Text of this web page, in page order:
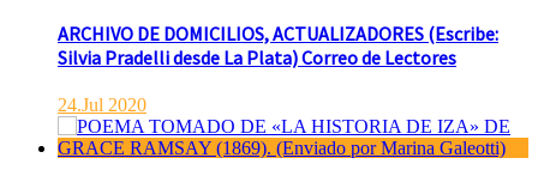
ARCHIVO DE DOMICILIOS, ACTUALIZADORES (Escribe:
Silvia Pradelli desde La Plata) Correo de Lectores
24.Jul 2020